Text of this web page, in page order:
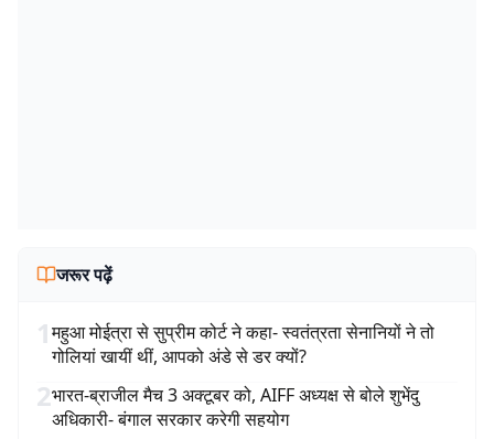
जरूर पढ़ें
1महुआ मोईत्रा से सुप्रीम कोर्ट ने कहा- स्वतंत्रता सेनानियों ने तो
गोलियां खायीं थीं, आपको अंडे से डर क्यों?
2भारत-ब्राजील मैच 3 अक्टूबर को, AIFF अध्यक्ष से बोले शुभेंदु
अधिकारी- बंगाल सरकार करेगी सहयोग